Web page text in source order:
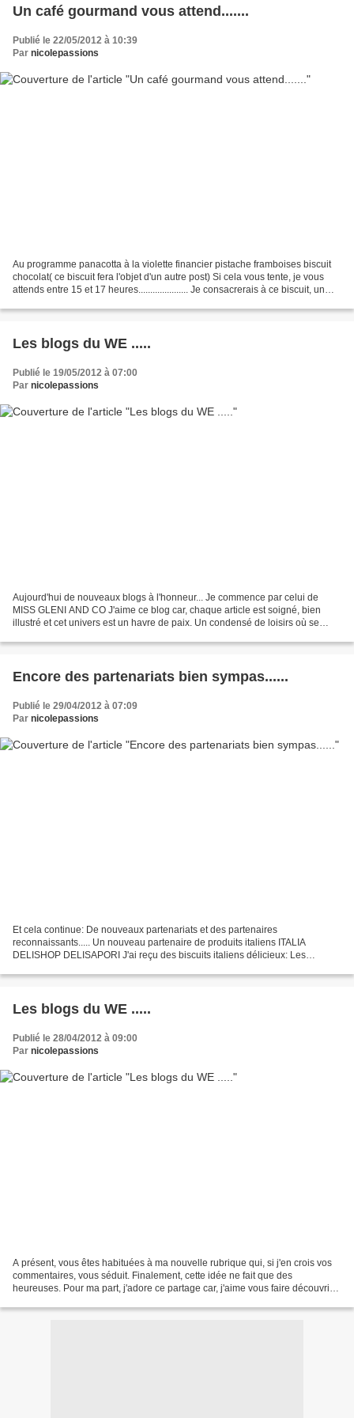
Un café gourmand vous attend.......
Publié le 22/05/2012 à 10:39
Par nicolepassions
Au programme panacotta à la violette financier pistache framboises biscuit
chocolat( ce biscuit fera l'objet d'un autre post) Si cela vous tente, je vous
attends entre 15 et 17 heures..................... Je consacrerais à ce biscuit, un
Les blogs du WE .....
Publié le 19/05/2012 à 07:00
Par nicolepassions
Aujourd'hui de nouveaux blogs à l'honneur... Je commence par celui de
MISS GLENI AND CO J'aime ce blog car, chaque article est soigné, bien
illustré et cet univers est un havre de paix. Un condensé de loisirs où se
Encore des partenariats bien sympas......
Publié le 29/04/2012 à 07:09
Par nicolepassions
Et cela continue: De nouveaux partenariats et des partenaires
reconnaissants..... Un nouveau partenaire de produits italiens ITALIA
DELISHOP DELISAPORI J'ai reçu des biscuits italiens délicieux: Les
Les blogs du WE .....
Publié le 28/04/2012 à 09:00
Par nicolepassions
A présent, vous êtes habituées à ma nouvelle rubrique qui, si j'en crois vos
commentaires, vous séduit. Finalement, cette idée ne fait que des
heureuses. Pour ma part, j'adore ce partage car, j'aime vous faire découvrir